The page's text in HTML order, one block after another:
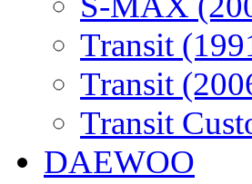
Transit
Transit
Transit
DAEWOO